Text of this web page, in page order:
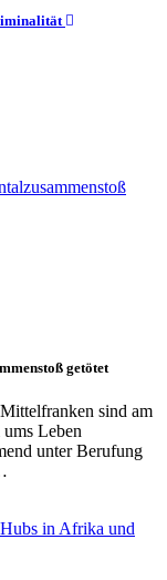
getötet
sind am
Leben
unter Berufung